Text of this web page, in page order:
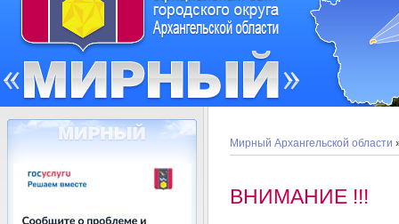
Мирный Архангельской области
ВНИМАНИЕ !!!